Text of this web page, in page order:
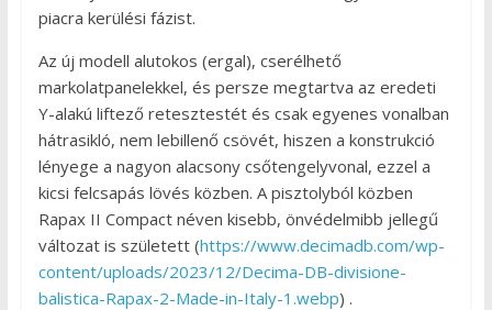
piacra kerülési fázist.
Az új modell alutokos (ergal), cserélhető
markolatpanelekkel, és persze megtartva az eredeti
Y-alakú liftező retesztestét és csak egyenes vonalban
hátrasikló, nem lebillenő csövét, hiszen a konstrukció
lényege a nagyon alacsony csőtengelyvonal, ezzel a
kicsi felcsapás lövés közben. A pisztolyból közben
Rapax II Compact néven kisebb, önvédelmibb jellegű
változat is született (https://www.decimadb.com/wp-
content/uploads/2023/12/Decima-DB-divisione-
balistica-Rapax-2-Made-in-Italy-1.webp) .